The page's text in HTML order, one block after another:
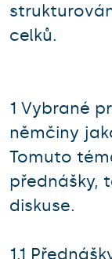
celků.
1 Vybrané
němčiny
Tomuto
přednášky,
diskuse.
1.1